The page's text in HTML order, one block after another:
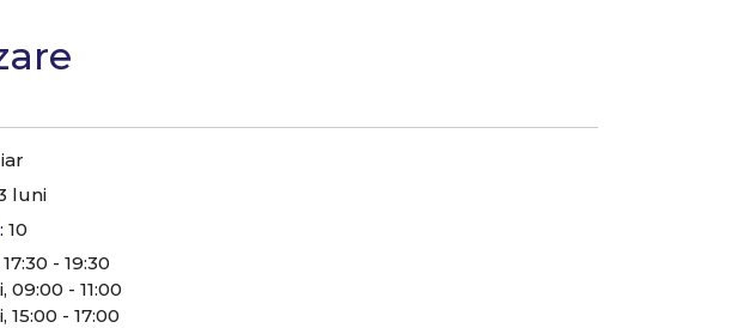
luni
: 10
- 19:30
09:00 - 11:00
15:00 - 17:00